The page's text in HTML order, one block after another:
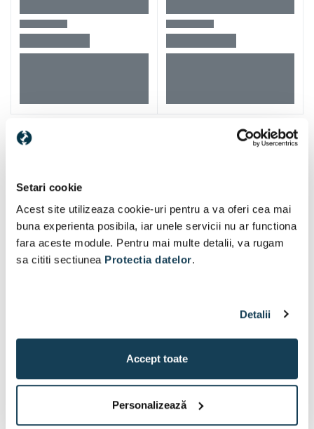
Setari cookie
Acest site utilizeaza cookie-uri pentru a va oferi cea mai
buna experienta posibila, iar unele servicii nu ar functiona
fara aceste module. Pentru mai multe detalii, va rugam
sa cititi sectiunea Protectia datelor.
Detalii
Accept toate
Personalizează
Alti clienti au vizitat si